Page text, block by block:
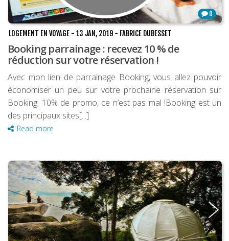
0
LOGEMENT EN VOYAGE - 13 JAN, 2019 - FABRICE DUBESSET
Booking parrainage : recevez 10 % de
réduction sur votre réservation !
Avec mon lien de parrainage Booking, vous allez pouvoir
économiser un peu sur votre prochaine réservation sur
Booking. 10% de promo, ce n’est pas mal !Booking est un
des principaux sites[...]
Read more